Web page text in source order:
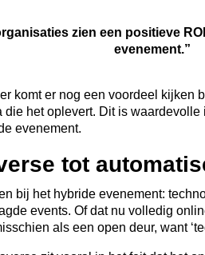
zien een positieve
evenement.”
komt er nog een voordeel kijken
die het oplevert. Dit is
evenement.
tot
bij het hybride evenement:
events. Of dat nu volledig
als een open deur, want